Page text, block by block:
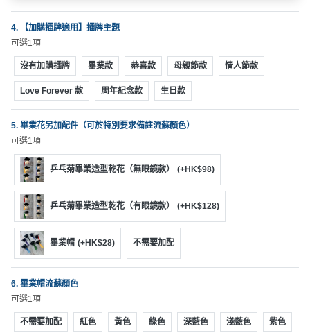
奇
玩
樂
體
驗
手
作
工
作
坊
戶
外
玩
樂
遊
出
4. 【加購插牌適用】插牌主題
可選1項
沒有加購插牌 畢業款 恭喜款 母親節款 情人節款
Love Forever 款 周年紀念款 生日款
5. 畢業花另加配件（可於特別要求備註流蘇顏色）
可選1項
乒乓菊畢業造型乾花（無眼鏡款） (+HK$98)
乒乓菊畢業造型乾花（有眼鏡款） (+HK$128)
畢業帽 (+HK$28) 不需要加配
6. 畢業帽流蘇顏色
可選1項
不需要加配 紅色 黃色 綠色 深藍色 淺藍色 紫色